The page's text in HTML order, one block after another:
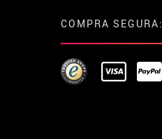
COMPRA SEGURA: